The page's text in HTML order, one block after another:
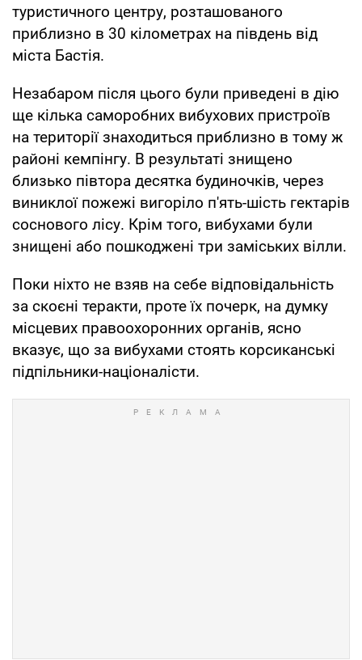
туристичного центру, розташованого
приблизно в 30 кілометрах на південь від
міста Бастія.
Незабаром після цього були приведені в дію
ще кілька саморобних вибухових пристроїв
на території знаходиться приблизно в тому ж
районі кемпінгу. В результаті знищено
близько півтора десятка будиночків, через
виниклої пожежі вигоріло п'ять-шість гектарів
соснового лісу. Крім того, вибухами були
знищені або пошкоджені три заміських вілли.
Поки ніхто не взяв на себе відповідальність
за скоєні теракти, проте їх почерк, на думку
місцевих правоохоронних органів, ясно
вказує, що за вибухами стоять корсиканські
підпільники-націоналісти.